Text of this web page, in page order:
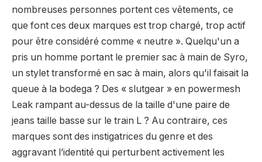
nombreuses personnes portent ces vêtements, ce
que font ces deux marques est trop chargé, trop actif
pour être considéré comme « neutre ». Quelqu'un a
pris un homme portant le premier sac à main de Syro,
un stylet transformé en sac à main, alors qu'il faisait la
queue à la bodega ? Des « slutgear » en powermesh
Leak rampant au-dessus de la taille d'une paire de
jeans taille basse sur le train L ? Au contraire, ces
marques sont des instigatrices du genre et des
aggravant l’identité qui perturbent activement les